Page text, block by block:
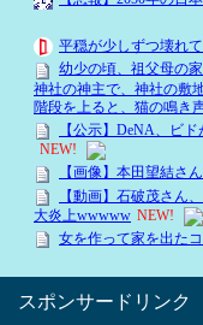
スポンサードリンク